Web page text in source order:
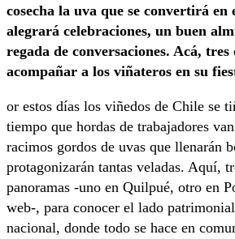
cosecha la uva que se convertirá en
alegrará celebraciones, un buen
regada de conversaciones. Acá, tres
acompañar a los viñateros en su
or estos días los viñedos de Chile se
tiempo que hordas de trabajadores
racimos gordos de uvas que llenarán
protagonizarán tantas veladas. Aquí,
panoramas -uno en Quilpué, otro en
web-, para conocer el lado
nacional, donde todo se hace en